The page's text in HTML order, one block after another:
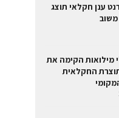
ענן חקלאי תוצג
משוב
מילואות הקימה את
החקלאית